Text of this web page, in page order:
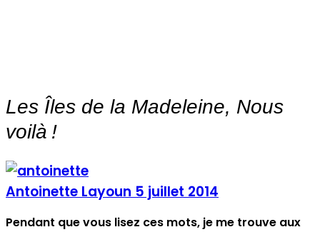
Les Îles de la Madeleine, Nous
voilà !
Antoinette Layoun5 juillet 2014
Pendant que vous lisez ces mots, je me trouve aux